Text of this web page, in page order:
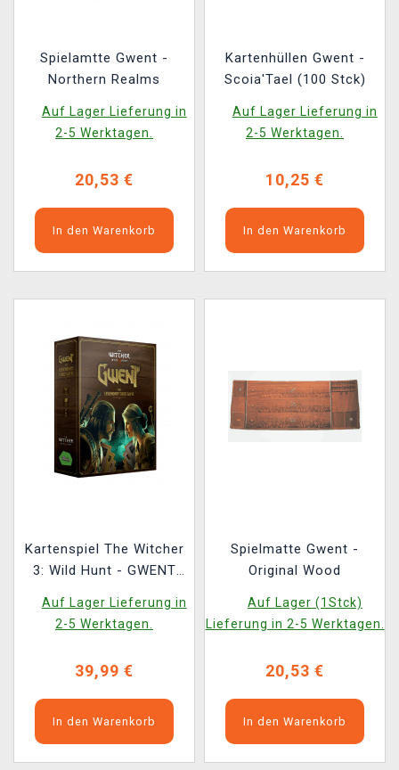
Spielamtte Gwent -
Northern Realms
Auf Lager Lieferung in
2-5 Werktagen.
20,53 €
In den Warenkorb
Kartenhüllen Gwent -
Scoia'Tael (100 Stck)
Auf Lager Lieferung in
2-5 Werktagen.
10,25 €
In den Warenkorb
Kartenspiel The Witcher
3: Wild Hunt - GWENT
VERSION)
Auf Lager Lieferung in
2-5 Werktagen.
39,99 €
In den Warenkorb
Spielmatte Gwent -
Original Wood
Auf Lager (1Stck)
Lieferung in 2-5 Werktagen.
20,53 €
In den Warenkorb